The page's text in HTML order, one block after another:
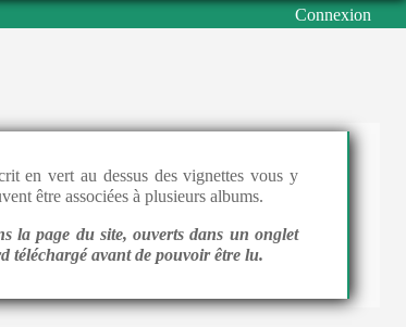
Connexion
en vert au dessus des vignettes vous y
être associées à plusieurs albums.
la page du site, ouverts dans un onglet
téléchargé avant de pouvoir être lu.